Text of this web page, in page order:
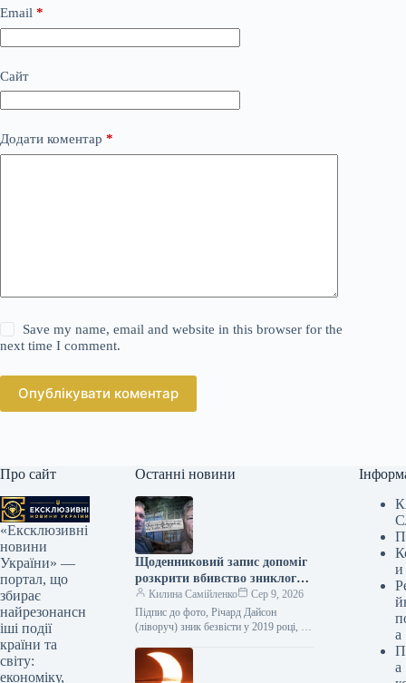
Email *
Сайт
Додати коментар *
Save my name, email and website in this browser for the
next time I comment.
Опублікувати коментар
Про сайт
«Ексклюзивні
новини
України» —
портал, що
збирає
найрезонансн
іші події
країни та
світу:
економіку,
Останні новини
Щоденниковий запис допоміг
розкрити вбивство зниклого
чоловіка
Килина Самійленко
Сер 9, 2026
Підпис до фото, Річард Дайсон
(ліворуч) зник безвісти у 2019 році, а
цього року визнали…
и
а
а